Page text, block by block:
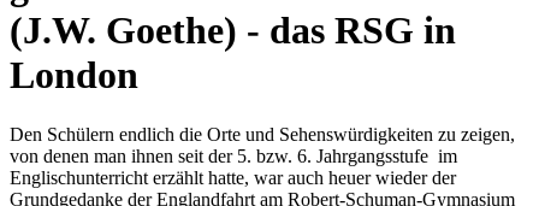
(J.W. Goethe) - das RSG in
London
Den Schülern endlich die Orte und Sehenswürdigkeiten zu zeigen,
von denen man ihnen seit der 5. bzw. 6. Jahrgangsstufe im
Englischunterricht erzählt hatte, war auch heuer wieder der
Grundgedanke der Englandfahrt am Robert-Schuman-Gymnasium